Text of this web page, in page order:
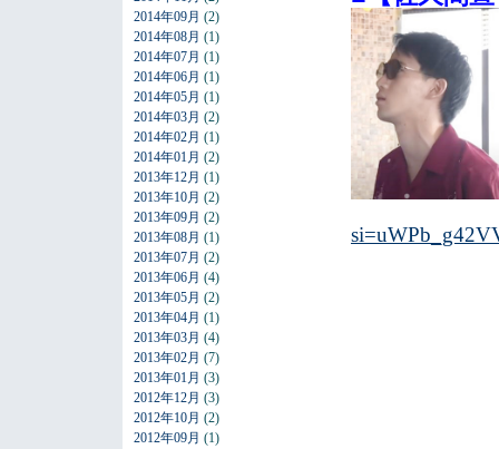
2014年09月 (2)
2014年08月 (1)
2014年07月 (1)
2014年06月 (1)
2014年05月 (1)
2014年03月 (2)
2014年02月 (1)
2014年01月 (2)
2013年12月 (1)
2013年10月 (2)
2013年09月 (2)
2013年08月 (1)
2013年07月 (2)
2013年06月 (4)
2013年05月 (2)
2013年04月 (1)
2013年03月 (4)
2013年02月 (7)
2013年01月 (3)
2012年12月 (3)
2012年10月 (2)
2012年09月 (1)